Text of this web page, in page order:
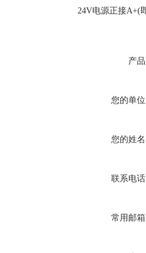
24V电源正接A+(
产
您的单
您的姓
联系电
常用邮